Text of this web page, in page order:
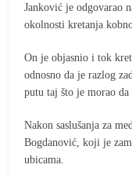
Janković je odgovarao
okolnosti kretanja
On je objasnio i tok
odnosno da je razlog
putu taj što je morao
Nakon saslušanja za
Bogdanović, koji je
ubicama.